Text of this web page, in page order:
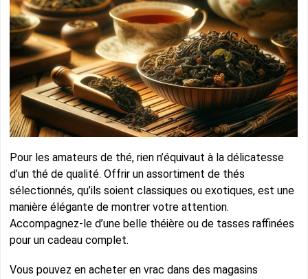
Pour les amateurs de thé, rien n’équivaut à la délicatesse
d’un thé de qualité. Offrir un assortiment de thés
sélectionnés, qu’ils soient classiques ou exotiques, est une
manière élégante de montrer votre attention.
Accompagnez-le d’une belle théière ou de tasses raffinées
pour un cadeau complet.
Vous pouvez en acheter en vrac dans des magasins